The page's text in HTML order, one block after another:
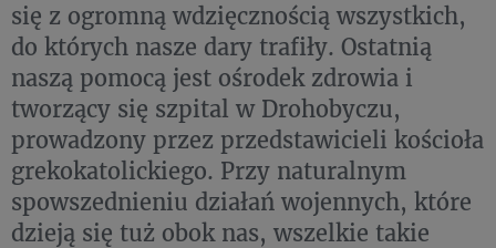
się z ogromną wdzięcznością wszystkich,
do których nasze dary trafiły. Ostatnią
naszą pomocą jest ośrodek zdrowia i
tworzący się szpital w Drohobyczu,
prowadzony przez przedstawicieli kościoła
grekokatolickiego. Przy naturalnym
spowszednieniu działań wojennych, które
dzieją się tuż obok nas, wszelkie takie